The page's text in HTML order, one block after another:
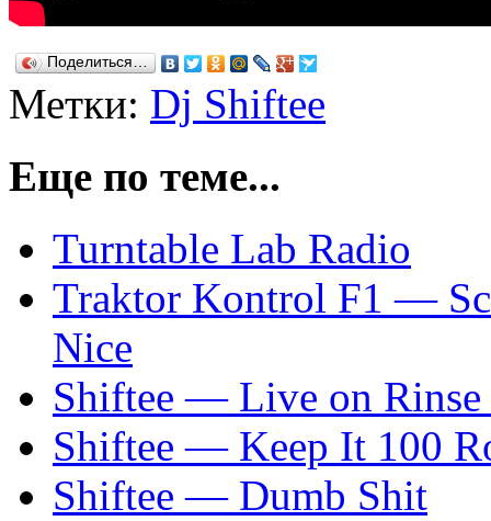
Поделиться…
Метки: Dj Shiftee
Еще по теме...
Turntable Lab Radio
Traktor Kontrol F1 —
Nice
Shiftee — Live on Rinse
Shiftee — Keep It 100
Shiftee — Dumb Shit